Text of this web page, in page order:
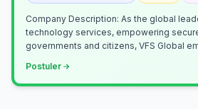
Company Description: As the global leader in trusted
technology services, empowering
governments and citizens, VFS Global
Postuler